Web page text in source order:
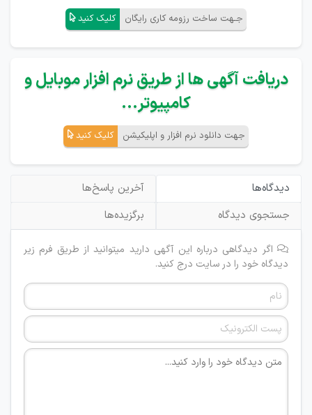
جـهت ساخت رزومه کاری رایگان کلیک کنید
دریافت آگهی ها از طریق نرم افزار موبایل و
کامپیوتر...
جهت دانلود نرم افزار و اپلیکیشن کلیک کنید
دیدگاه‌ها
آخرین پاسخ‌ها
جستجوی دیدگاه
برگزیده‌ها
اگر دیدگاهی درباره این آگهی دارید میتوانید از طریق فرم زیر
دیدگاه خود را در سایت درج کنید.